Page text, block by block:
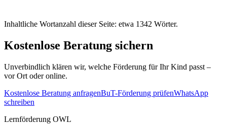
Inhaltliche Wortanzahl dieser Seite: etwa 1342 Wörter.
Kostenlose Beratung sichern
Unverbindlich klären wir, welche Förderung für Ihr Kind passt –
vor Ort oder online.
Kostenlose Beratung anfragenBuT-Förderung prüfenWhatsApp
schreiben
Lernförderung OWL